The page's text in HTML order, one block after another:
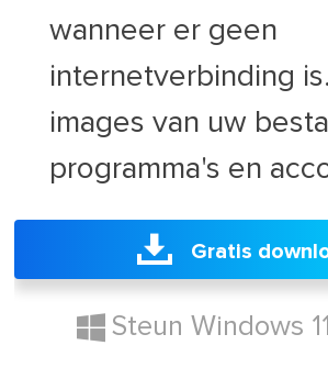
wanneer er geen
internetverbinding
images van uw
programma's en
Gratis
Steun Windows